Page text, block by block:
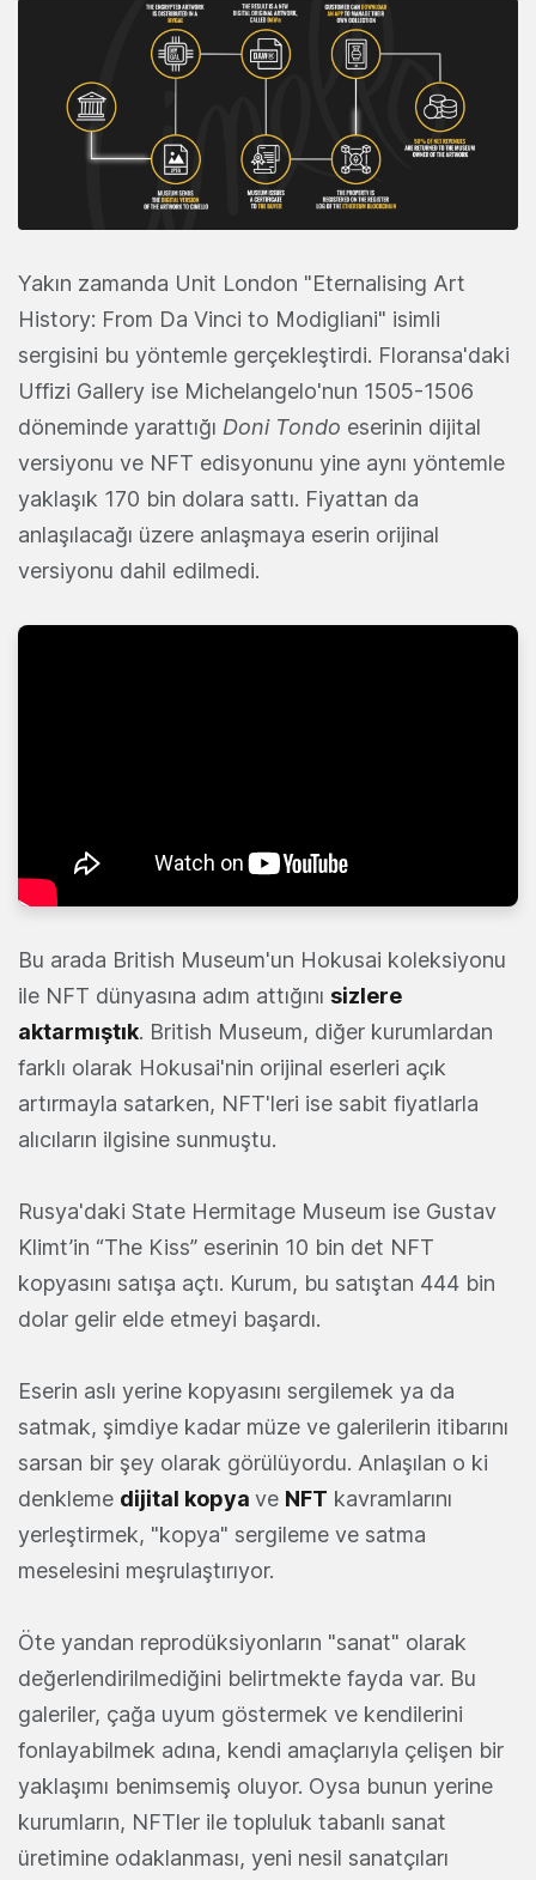
Yakın zamanda Unit London "Eternalising Art
History: From Da Vinci to Modigliani" isimli
sergisini bu yöntemle gerçekleştirdi. Floransa'daki
Uffizi Gallery ise Michelangelo'nun 1505-1506
döneminde yarattığı Doni Tondo eserinin dijital
versiyonu ve NFT edisyonunu yine aynı yöntemle
yaklaşık 170 bin dolara sattı. Fiyattan da
anlaşılacağı üzere anlaşmaya eserin orijinal
versiyonu dahil edilmedi.
Bu arada British Museum'un Hokusai koleksiyonu
ile NFT dünyasına adım attığını sizlere
aktarmıştık. British Museum, diğer kurumlardan
farklı olarak Hokusai'nin orijinal eserleri açık
artırmayla satarken, NFT'leri ise sabit fiyatlarla
alıcıların ilgisine sunmuştu.
Rusya'daki State Hermitage Museum ise Gustav
Klimt’in “The Kiss” eserinin 10 bin det NFT
kopyasını satışa açtı. Kurum, bu satıştan 444 bin
dolar gelir elde etmeyi başardı.
Eserin aslı yerine kopyasını sergilemek ya da
satmak, şimdiye kadar müze ve galerilerin itibarını
sarsan bir şey olarak görülüyordu. Anlaşılan o ki
denkleme dijital kopya ve NFT kavramlarını
yerleştirmek, "kopya" sergileme ve satma
meselesini meşrulaştırıyor.
Öte yandan reprodüksiyonların "sanat" olarak
değerlendirilmediğini belirtmekte fayda var. Bu
galeriler, çağa uyum göstermek ve kendilerini
fonlayabilmek adına, kendi amaçlarıyla çelişen bir
yaklaşımı benimsemiş oluyor. Oysa bunun yerine
kurumların, NFTler ile topluluk tabanlı sanat
üretimine odaklanması, yeni nesil sanatçıları